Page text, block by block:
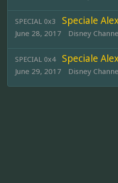
SPECIAL 0x3 Speciale
June 28, 2017 Disney
SPECIAL 0x4 Speciale
June 29, 2017 Disney